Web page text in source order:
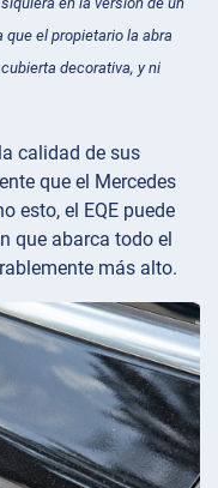
que el propietario la abra
decorativa, y ni
calidad de sus
que el Mercedes
esto, el EQE puede
que abarca todo el
más alto.